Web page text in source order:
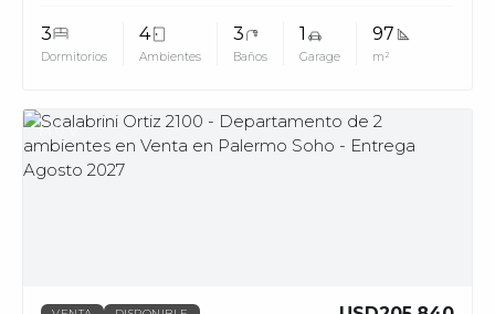
3
Dormitorios
4
Ambientes
3
Baños
1
Garage
97
m²
MUV